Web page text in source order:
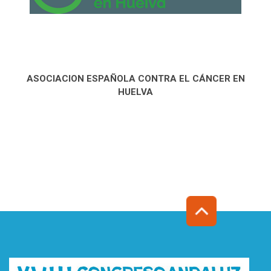
ASOCIACION ESPAÑOLA CONTRA EL CÁNCER EN
HUELVA